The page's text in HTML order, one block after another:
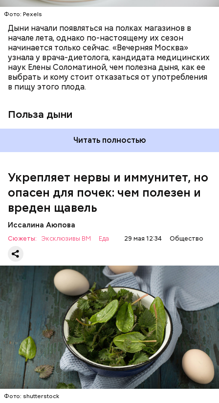
Фото: Pexels
Дыни начали появляться на полках магазинов в
начале лета, однако по-настоящему их сезон
начинается только сейчас. «Вечерняя Москва»
узнала у врача-диетолога, кандидата медицинских
наук Елены Соломатиной, чем полезна дыня, как ее
выбрать и кому стоит отказаться от употребления
в пищу этого плода.
Польза дыни
калий — оказывает мочегонное действие,
поддерживает сердечно-сосудистую
систему и предотвращает скачки давления;
магний — помогает калию и не дает сосудам
спазмироваться.
Читать полностью
Укрепляет нервы и иммунитет, но
опасен для почек: чем полезен и
вреден щавель
Иссалина Аюпова
Сюжеты: Эксклюзивы ВМ Еда 29 мая 12:34 Общество
Фото: shutterstock
Опасность же щавеля состоит в том, что он
содержит большое количество щавелевой кислоты,
которая может способствовать образованию
— Если человек уже болеет мочекаменной
болезнью, щавель ему не рекомендуется. При
артрите, гастрите, холецистите, синдроме
раздраженного кишечника, язвах и панкреатите
продукт тоже лучше исключить из рациона, —
предупредила врач. — Он может привести к
повышению кислотности желудка и раздражать
слизистые оболочки.
По мнению специалиста, здоровому человеку
достаточно включать щавель в рацион несколько
раз в месяц. В небольших количествах в свежем